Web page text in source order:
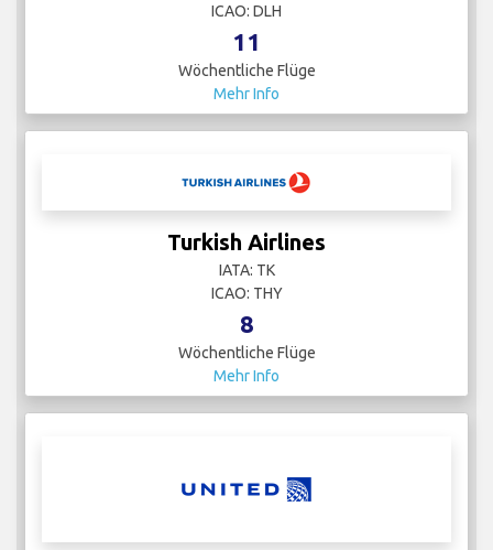
ICAO: DLH
11
Wöchentliche Flüge
Mehr Info
Turkish Airlines
IATA: TK
ICAO: THY
8
Wöchentliche Flüge
Mehr Info